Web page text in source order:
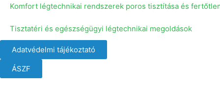
Komfort légtechnikai rendszerek poros tisztítása és
Tisztatéri és egészségügyi légtechnikai megoldások
Adatvédelmi tájékoztató
ÁSZF